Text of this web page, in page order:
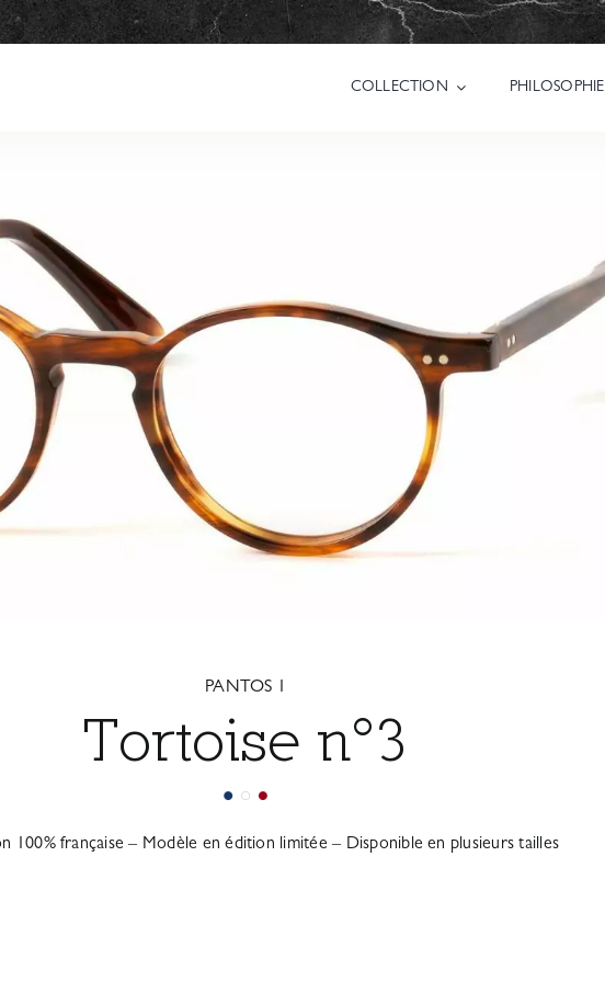
COLLECTION PHILOSOPHIE
PANTOS 1
Tortoise n°3
100% française – Modèle en édition limitée – Disponible en plusieurs tailles